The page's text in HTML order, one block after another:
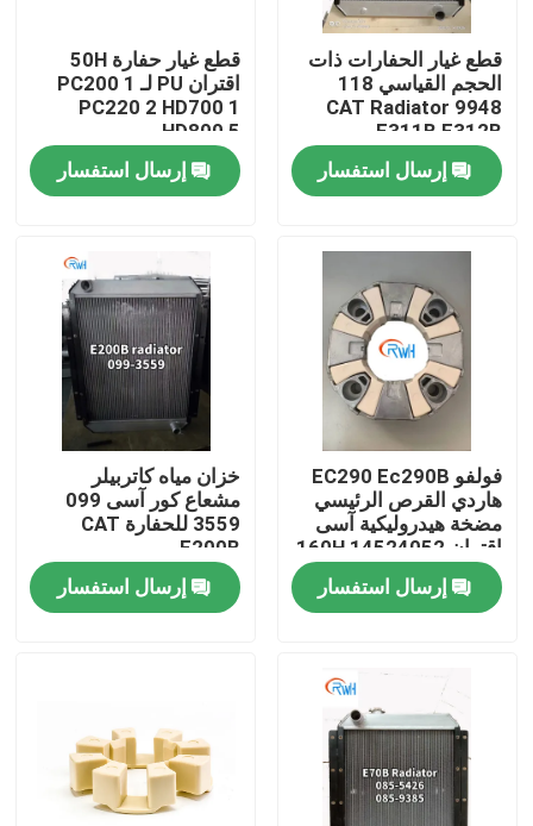
منزل
أشرطة فيديو
معلومات عنا
جولة في المعمل
رقابة جودة
اتصل بنا
حالات
طقم ختم الكسارة الهيدروليكية
قطع غيار الحفارات ذات
الحجم القياسي 118
9948 CAT Radiator
E311B E312B
إرسال استفسار
قطع غيار حفارة 50H
اقتران PU لـ PC200 1
PC220 2 HD700 1
HD800 5
إرسال استفسار
فولفو EC290 Ec290B
هاردي القرص الرئيسي
مضخة هيدروليكية آسى
اقتران 14524052 160H
إرسال استفسار
خزان مياه كاتربيلر
مشعاع كور آسى 099
3559 للحفارة CAT
E200B
إرسال استفسار